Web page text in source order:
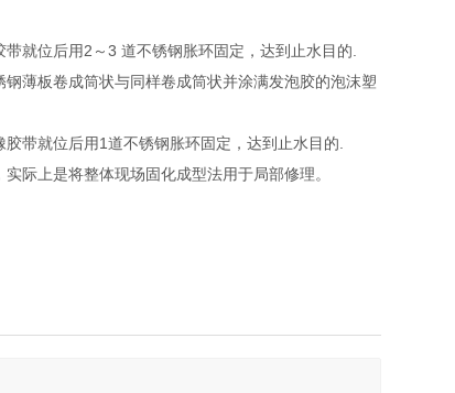
就位后用2～3 道不锈钢胀环固定，达到止水目的.
薄板卷成筒状与同样卷成筒状并涂满发泡胶的泡沫塑
带就位后用1道不锈钢胀环固定，达到止水目的.
际上是将整体现场固化成型法用于局部修理。